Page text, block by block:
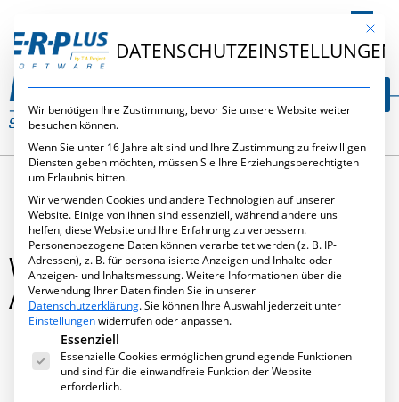
DE
WINDOWS-TIME APP LÖST
ALTE BDE AB
April 23, 2021 ,Neues
Mit
DATENSCHUTZEINSTELLUNGEN
Wir benötigen Ihre Zustimmung, bevor Sie unsere Website weiter
besuchen können.
Wenn Sie unter 16 Jahre alt sind und Ihre Zustimmung zu freiwilligen
Diensten geben möchten, müssen Sie Ihre Erziehungsberechtigten
um Erlaubnis bitten.
Wir verwenden Cookies und andere Technologien auf unserer
Website. Einige von ihnen sind essenziell, während andere uns
helfen, diese Website und Ihre Erfahrung zu verbessern.
Personenbezogene Daten können verarbeitet werden (z. B. IP-
Adressen), z. B. für personalisierte Anzeigen und Inhalte oder
Anzeigen- und Inhaltsmessung.Weitere Informationen über die
Verwendung Ihrer Daten finden Sie in unserer
Datenschutzerklärung.Sie können Ihre Auswahl jederzeit unter
Einstellungenwiderrufen oder anpassen.
Es folgt eine Liste der Service-Gruppen, für die eine
Essenziell
Essenzielle Cookies ermöglichen grundlegende Funktionen
und sind für die einwandfreie Funktion der Website
erforderlich.